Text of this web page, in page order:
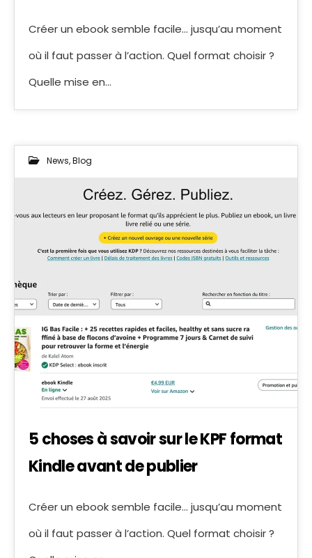
Créer un ebook semble facile… jusqu’au moment
où il faut passer à l’action. Quel format choisir ?
Quelle mise en…
News,Blog
5 choses à savoir sur le KPF format
Kindle avant de publier
Créer un ebook semble facile… jusqu’au moment
où il faut passer à l’action. Quel format choisir ?